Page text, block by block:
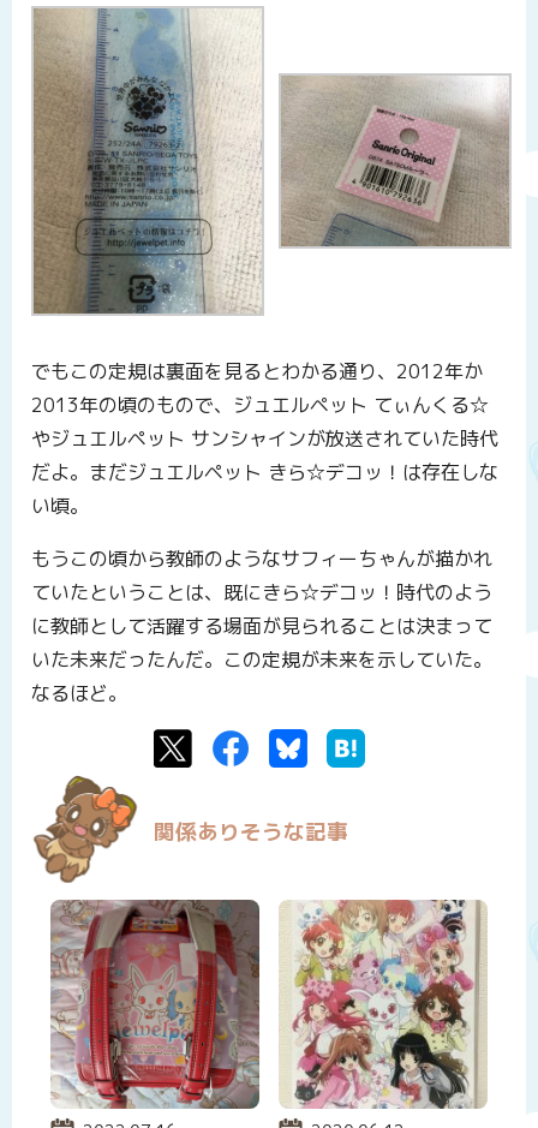
でもこの定規は裏面を見るとわかる通り、2012年か
2013年の頃のもので、ジュエルペット てぃんくる☆
やジュエルペット サンシャインが放送されていた時代
だよ。まだジュエルペット きら☆デコッ！は存在しな
い頃。
もうこの頃から教師のようなサフィーちゃんが描かれ
ていたということは、既にきら☆デコッ！時代のよう
に教師として活躍する場面が見られることは決まって
いた未来だったんだ。この定規が未来を示していた。
なるほど。
TwitterFacebookBluesky
関係ありそうな記事